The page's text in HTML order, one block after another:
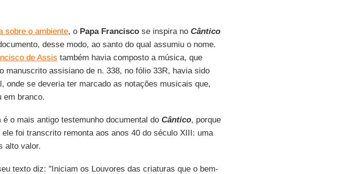
sobre o ambiente, o Papa Franciscose inspira no Cântico
desse modo, ao santo do qual assumiu o nome.
de Assis também havia composto a música, que
manuscrito assisiano de n. 338, no fólio 33R, havia sido
onde se deveria ter marcado as notações musicais que,
em branco.
o mais antigo testemunho documental do Cântico, porque
foi transcrito remonta aos anos 40 do século XIII: uma
alto valor.
texto diz: "Iniciam os Louvores das criaturas que o bem-